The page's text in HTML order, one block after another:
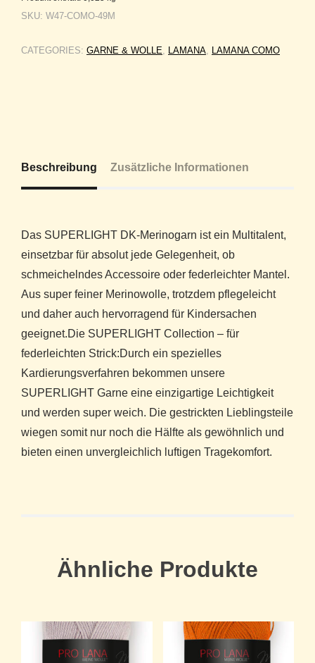
SKU: W47-COMO-49M
CATEGORIES: GARNE & WOLLE, LAMANA, LAMANA COMO
Beschreibung Zusätzliche Informationen
Das SUPERLIGHT DK-Merinogarn ist ein Multitalent,
einsetzbar für absolut jede Gelegenheit, ob
schmeichelndes Accessoire oder federleichter Mantel.
Aus super feiner Merinowolle, trotzdem pflegeleicht
und daher auch hervorragend für Kindersachen
geeignet.Die SUPERLIGHT Collection – für
federleichten Strick:Durch ein spezielles
Kardierungsverfahren bekommen unsere
SUPERLIGHT Garne eine einzigartige Leichtigkeit
und werden super weich. Die gestrickten Lieblingsteile
wiegen somit nur noch die Hälfte als gewöhnlich und
bieten einen unvergleichlich luftigen Tragekomfort.
Ähnliche Produkte